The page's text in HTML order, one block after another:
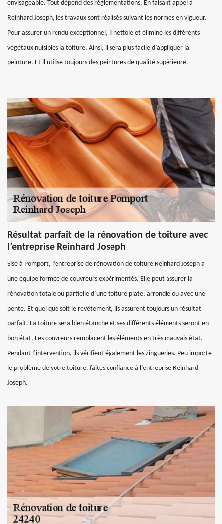
envisageable. Tout dépend des réglementations. En faisant appel à
Reinhard Joseph, les travaux sont réalisés suivant les normes en vigueur.
Pour assurer un rendu exceptionnel, il nettoie et élimine les différents
végétaux nuisibles la toiture. Ainsi, il sera plus facile d’appliquer la
peinture. Et il utilise toujours des peintures de qualité supérieure.
Résultat parfait de la rénovation de toiture avec
l’entreprise Reinhard Joseph
Sise à Pomport, l’entreprise de rénovation de toiture Reinhard Joseph a
une équipe formée de couvreurs expérimentés. Elle peut assurer la
rénovation totale ou partielle d’une toiture plate, arrondie ou avec une
pente. Et quel que soit le revêtement, ils assurent toujours un résultat
parfait. La toiture sera bien étanche et ses différents éléments seront en
bon état. Les couvreurs remplacent les éléments en très mauvais état.
Pendant l’intervention, ils vérifient également les zingueries. Peu importe
le problème de votre toiture, faites confiance à l’entreprise Reinhard
Joseph.